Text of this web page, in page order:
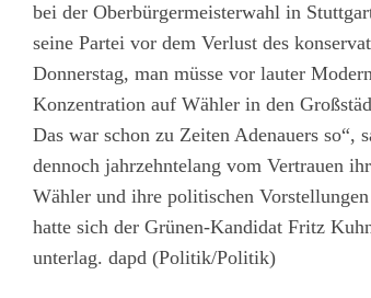
bei der Oberbürgermeisterwahl in
seine Partei vor dem Verlust des
Donnerstag, man müsse vor lauter
Konzentration auf Wähler in den
Das war schon zu Zeiten Adenauers so“,
dennoch jahrzehntelang vom Vertrauen
Wähler und ihre politischen
hatte sich der Grünen-Kandidat Fritz
unterlag. dapd (Politik/Politik)